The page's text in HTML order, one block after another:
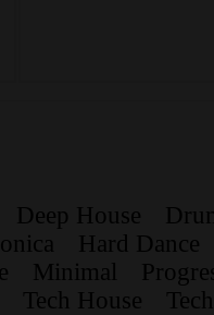
Deep House
Hard Dance
Minimal
Tech House